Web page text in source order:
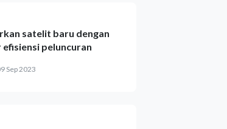
satelit baru dengan
peluncuran
Sep 2023